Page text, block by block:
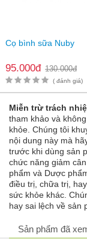
Hướng dẫn đặt
-3004 chính
Bạn có thể đặt mua
trên website:
kết bán hàng 100%
Bạn có thể đến
1, Bình Thạnh, TP.
Hotline:
Cọ bình sữa Nuby
95.000đ 130.000đ
( đánh giá)
Miễn trừ trách
tham khảo và
khỏe. Chúng tôi
nội dung này mà
trước khi dùng sản
chức năng giảm
phẩm và Dược
điều trị, chữa trị,
sức khỏe khác.
hay sai lệch về sản
Sản phẩm đã